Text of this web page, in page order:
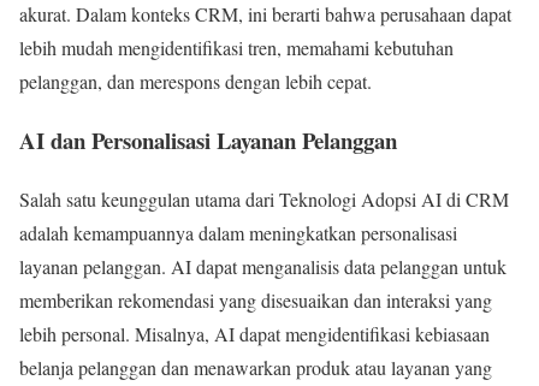
akurat. Dalam konteks CRM, ini berarti bahwa perusahaan dapat
lebih mudah mengidentifikasi tren, memahami kebutuhan
pelanggan, dan merespons dengan lebih cepat.
AI dan Personalisasi Layanan Pelanggan
Salah satu keunggulan utama dari Teknologi Adopsi AI di CRM
adalah kemampuannya dalam meningkatkan personalisasi
layanan pelanggan. AI dapat menganalisis data pelanggan untuk
memberikan rekomendasi yang disesuaikan dan interaksi yang
lebih personal. Misalnya, AI dapat mengidentifikasi kebiasaan
belanja pelanggan dan menawarkan produk atau layanan yang